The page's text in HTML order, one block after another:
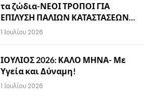
τα ζώδια-ΝΕΟΙ ΤΡΟΠΟΙ ΓΙΑ
ΕΠΙΛΥΣΗ ΠΑΛΙΩΝ ΚΑΤΑΣΤΑΣΕΩΝ…
1 Ιουλίου 2026
ΙΟΥΛΙΟΣ 2026: ΚΑΛΟ ΜΗΝΑ- Με
Υγεία και Δύναμη!
1 Ιουλίου 2026